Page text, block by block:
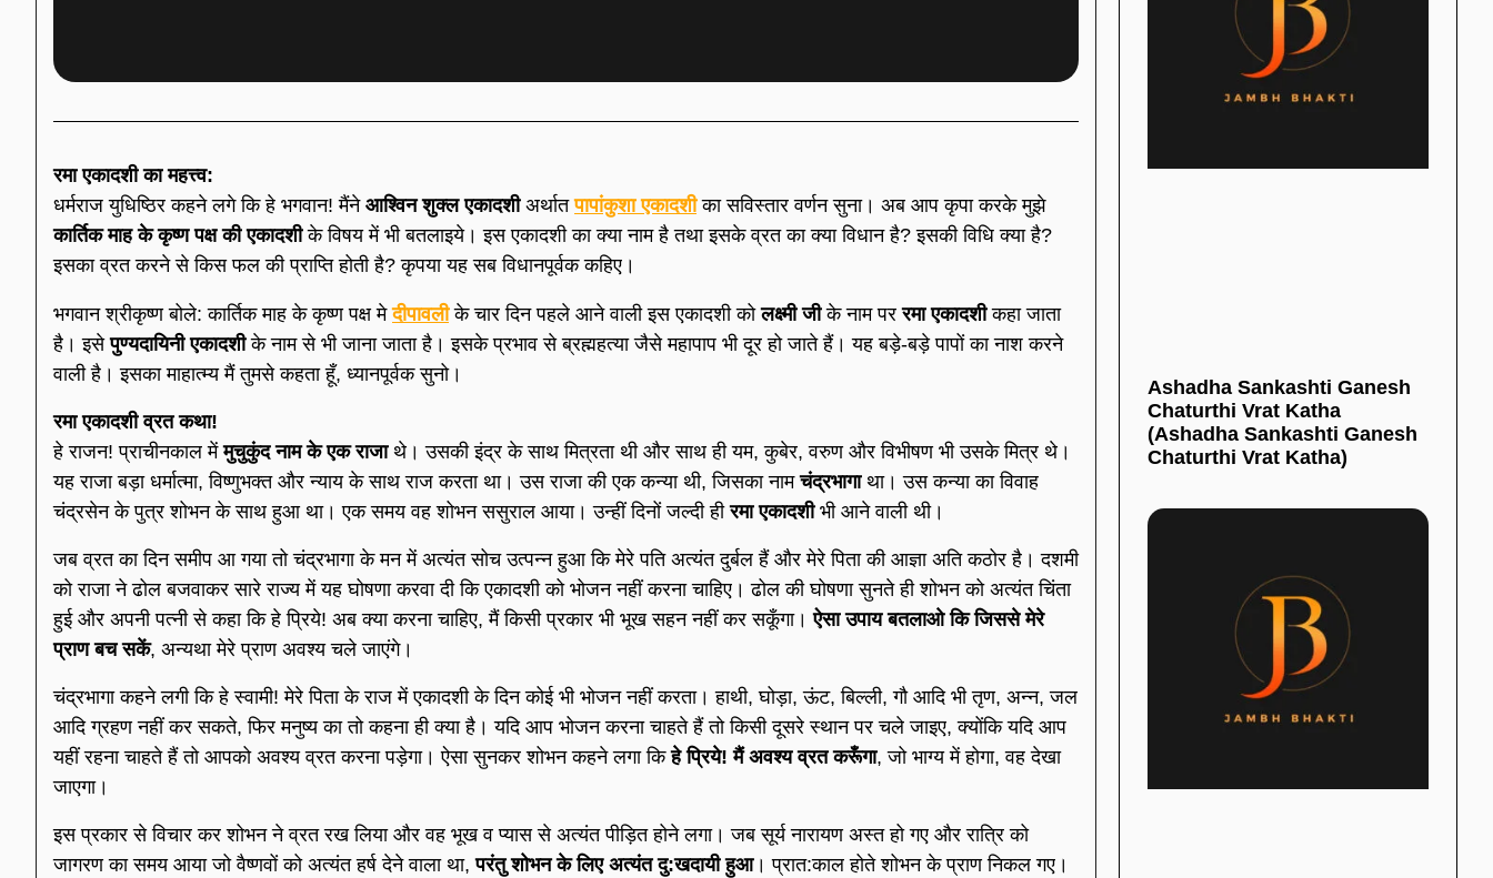
रमाएकादशी का महत्त्व:
धर्मराज युधिष्ठिर कहने लगे कि हे भगवान! मैंने आश्विन शुक्ल एकादशीअर्थातपापांकुशाएकादशीका सविस्तार वर्णन सुना। अब आप कृपा करके मुझे
कार्तिक माह के कृष्ण पक्ष की एकादशीके विषय में भी बतलाइये। इस एकादशी का क्या नाम है तथा इसके व्रत का क्या विधान है? इसकी विधि क्या है?
इसका व्रत करने से किस फल की प्राप्ति होती है? कृपया यह सब विधानपूर्वक कहिए।
भगवान श्रीकृष्ण बोले: कार्तिक माह के कृष्ण पक्ष मेदीपावलीके चार दिन पहले आने वाली इस एकादशी कोलक्ष्मी जीके नाम पररमा एकादशीकहा जाता
है। इसेपुण्यदायिनी एकादशीके नाम से भी जाना जाता है। इसके प्रभाव से ब्रह्महत्या जैसे महापाप भी दूर हो जाते हैं। यह बड़े-बड़े पापों का नाश करने
वाली है। इसका माहात्म्य मैं तुमसे कहता हूँ, ध्यानपूर्वक सुनो।
रमा एकादशी व्रत कथा!
हे राजन! प्राचीनकाल मेंमुचुकुंद नाम के एक राजाथे। उसकी इंद्र के साथ मित्रता थी और साथ ही यम, कुबेर, वरुण और विभीषण भी उसके मित्र थे।
यह राजा बड़ा धर्मात्मा, विष्णुभक्त और न्याय के साथ राज करता था। उस राजा की एक कन्या थी, जिसका नामचंद्रभागाथा। उस कन्या का विवाह
चंद्रसेन के पुत्र शोभन के साथ हुआ था। एक समय वह शोभन ससुराल आया। उन्हीं दिनों जल्दी हीरमाएकादशीभी आने वाली थी।
जब व्रत का दिन समीप आ गया तो चंद्रभागा के मन में अत्यंत सोच उत्पन्न हुआ कि मेरे पति अत्यंत दुर्बल हैं और मेरे पिता की आज्ञा अति कठोर है। दशमी
को राजा ने ढोल बजवाकर सारे राज्य में यह घोषणा करवा दी कि एकादशी को भोजन नहीं करना चाहिए। ढोल की घोषणा सुनते ही शोभन को अत्यंत चिंता
हुई और अपनी पत्नी से कहा कि हे प्रिये! अब क्या करना चाहिए, मैं किसी प्रकार भी भूख सहन नहीं कर सकूँगा।ऐसा उपाय बतलाओ कि जिससे मेरे
प्राण बच सकें, अन्यथा मेरे प्राण अवश्य चले जाएंगे।
चंद्रभागा कहने लगी कि हे स्वामी! मेरे पिता के राज में एकादशी के दिन कोई भी भोजन नहीं करता। हाथी, घोड़ा, ऊंट, बिल्ली, गौ आदि भी तृण, अन्न, जल
आदि ग्रहण नहीं कर सकते, फिर मनुष्य का तो कहना ही क्या है। यदि आप भोजन करना चाहते हैं तो किसी दूसरे स्थान पर चले जाइए, क्योंकि यदि आप
यहीं रहना चाहते हैं तो आपको अवश्य व्रत करना पड़ेगा। ऐसा सुनकर शोभन कहने लगा किहे प्रिये! मैं अवश्य व्रतकरूँगा, जो भाग्य में होगा, वह देखा
जाएगा।
इस प्रकार से विचार कर शोभन ने व्रत रख लिया और वह भूख व प्यास से अत्यंत पीड़ित होने लगा। जब सूर्य नारायण अस्त हो गए और रात्रि को
जागरण का समय आया जो वैष्णवों को अत्यंत हर्ष देने वाला था,परंतु शोभन के लिए अत्यंत दु:खदायी हुआ। प्रात:काल होते शोभन के प्राण निकल गए।
Ashadha Sankashti Ganesh
Chaturthi Vrat Katha
(Ashadha Sankashti Ganesh
Chaturthi Vrat Katha)